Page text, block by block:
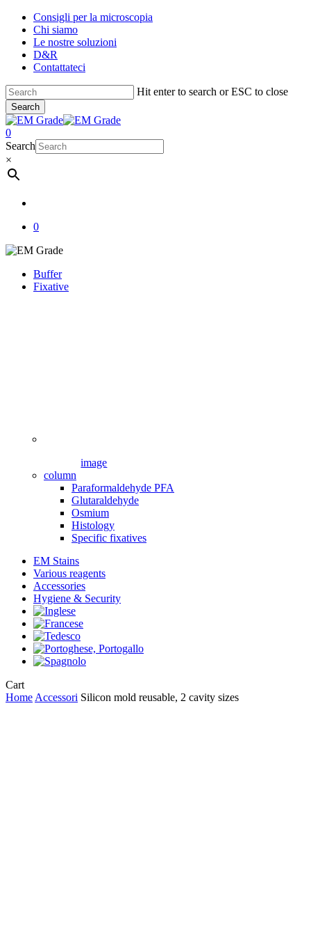
Skip
main
content
Consigli per la microscopia
Chi siamo
Le nostre soluzioni
D&R
Contattateci
Hit enter to search or ESC to close
Search
Close
Search
account
0
Menu
Search
×
0
Buffer
Fixative
image
column
Paraformaldehyde PFA
Glutaraldehyde
Osmium
Histology
Specific fixatives
EM Stains
Various reagents
Accessories
Hygiene & Security
CartClose
Cart
Home Accessori Silicon mold reusable, 2 cavity sizes